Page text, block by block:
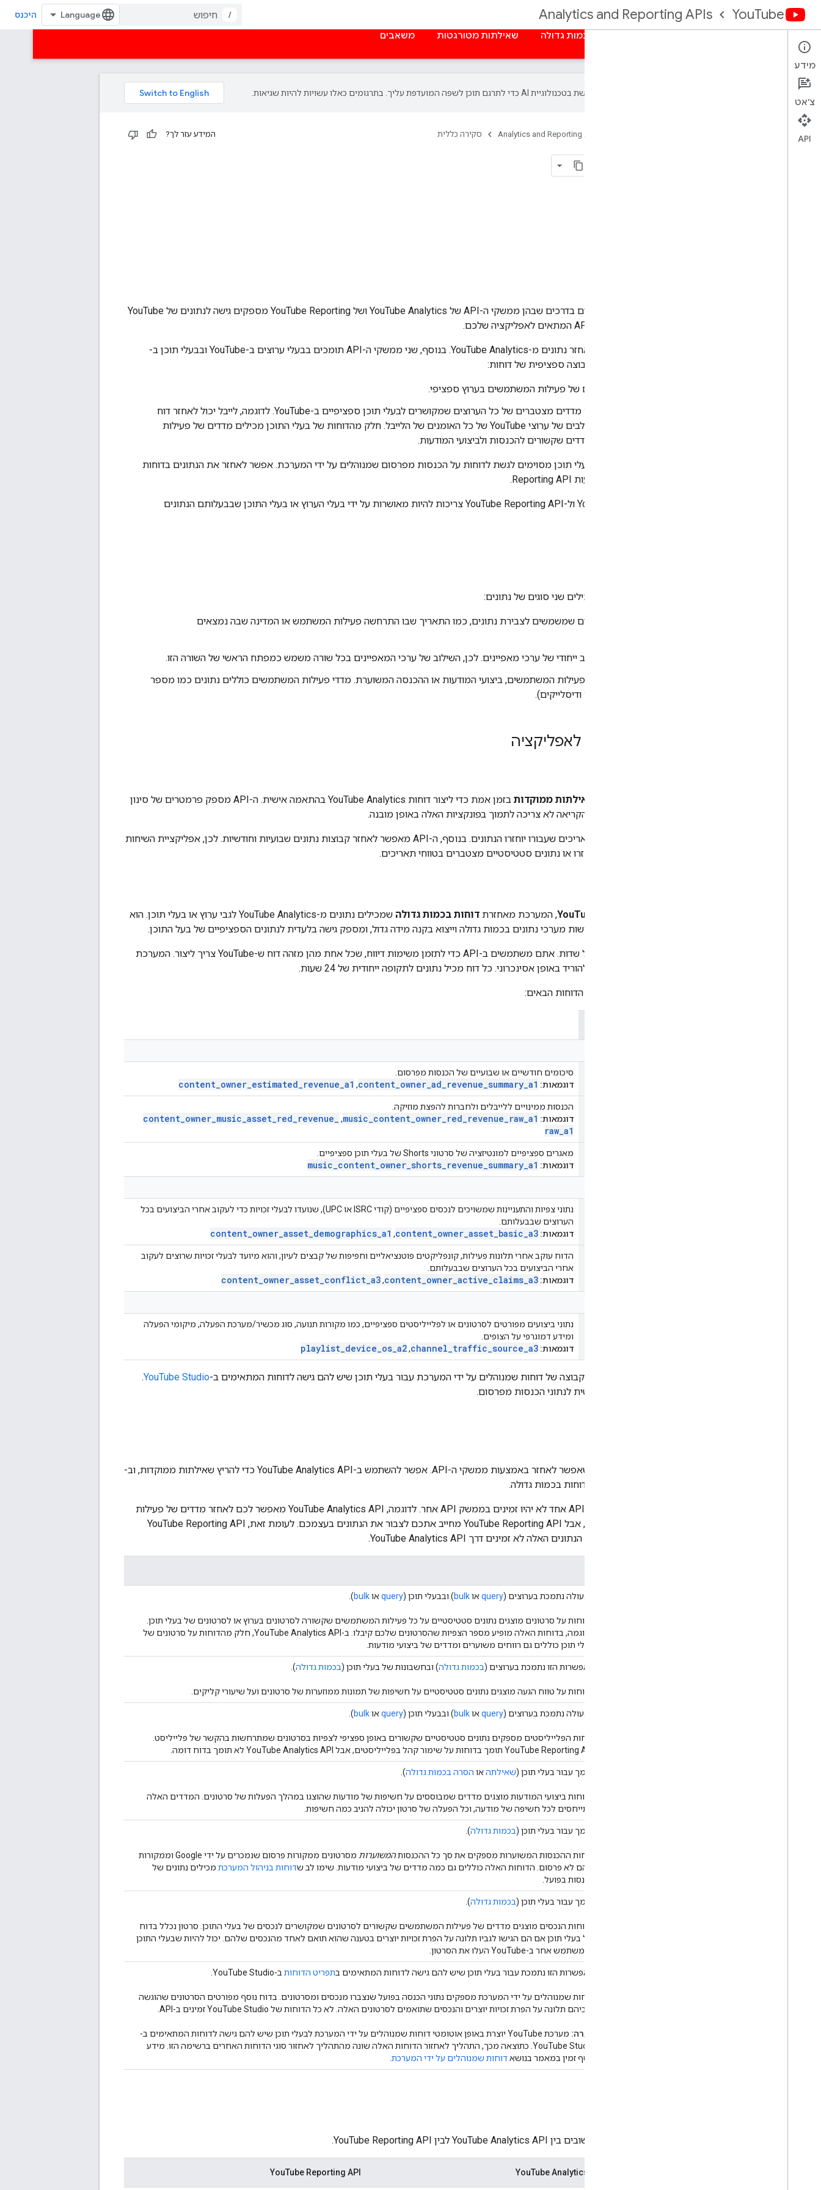
YouTube
Analytics and Reporting APIs
/ היכנס
דוחות בכמות גדולה שאילתות מטורגטות משאבים
Analytics and Reporting APIs סקירה כללית המידע עזר לך?
במאמר הזה נסביר על הדמיון וההבדלים בדרכים שבהן ממשקי ה-API של YouTube Analytics ושל YouTube Reporting מספקים גישה לנתונים של YouTube
שני ממשקי ה-API מאפשרים לכם לאחזר נתונים מ-YouTube Analytics. בנוסף, שני ממשקי ה-API תומכים בבעלי ערוצים ב-YouTube ובבעלי תוכן ב-
מכילים מדדים של פעילות המשתמשים בערוץ ספציפי.
כוללים מדדים מצטברים של כל הערוצים שמקושרים לבעלי תוכן ספציפיים ב-YouTube. לדוגמה, לייבל יכול לאחזר דוח
שמכיל נתונים סטטיסטיים משולבים של ערוצי YouTube של כל האומנים של הלייבל. חלק מהדוחות של בעלי התוכן מכילים מדדים של פעילות
המשתמשים, ואחרים מכילים מדדים שקשורים להכנסות ולביצועי המודעות.
בנוסף, ה-Reporting API מאפשר לבעלי תוכן מסוימים לגשת לדוחות על הכנסות מפרסום שמנוהלים על ידי המערכת. אפשר לאחזר את הנתונים בדוחות
שמנוהלים על ידי המערכת רק באמצעות Reporting API.
כל הבקשות ל-YouTube Analytics API ול-YouTube Reporting API צריכות להיות מאושרות על ידי בעלי הערוץ או בעלי התוכן שבבעלותם הנתונים
הם קריטריונים נפוצים שמשמשים לצבירת נתונים, כמו התאריך שבו התרחשה פעילות המשתמש או המדינה שבה נמצאים
בדוח, לכל שורת נתונים יש שילוב ייחודי של ערכי מאפיינים. לכן, השילוב של ערכי המאפיינים בכל שורה משמש כמפתח הראשי של השורה הזו.
הם מדידות נפרדות של פעילות המשתמשים, ביצועי המודעות או ההכנסה המשוערת. מדדי פעילות המשתמשים כוללים נתונים כמו מספר
הצפיות בסרטון ודירוגים (לייקים ודיסלייקים).
שאילתות ממוקדות
בזמן אמת כדי ליצור דוחות YouTube Analytics בהתאמה אישית. ה-API מספק פרמטרים של סינון
ומיון, כך שהאפליקציה שמבצעת את הקריאה לא צריכה לתמוך בפונקציות האלה באופן מובנה.
בכל בקשת API מציינים את טווח התאריכים שעבורו יוחזרו הנתונים. בנוסף, ה-API מאפשר לאחזר קבוצות נתונים שבועיות וחודשיות. לכן, אפליקציית השיחות
לא צריכה לאחסן מערכי נתונים שאוחזרו או נתונים סטטיסטיים מצטברים בטווחי תאריכים.
YouTube Reporting API, המערכת מאחזרת דוחות בכמות גדולה
שמכילים נתונים מ-YouTube Analytics לגבי ערוץ או בעלי תוכן. הוא
מיועד לאפליקציות עם נפח גבוה שדורשות מערכי נתונים בכמות גדולה וייצוא בקנה מידה גדול, ומספק גישה בלעדית לנתונים הספציפיים של בעל התוכן.
כל דוח מכיל קבוצה מוגדרת מראש של שדות. אתם משתמשים ב-API כדי לתזמן משימות דיווח, שכל אחת מהן מזהה דוח ש-YouTube צריך ליצור. המערכת
סיכומים חודשיים או שבועיים של הכנסות מפרסום.
דוגמאות:
content_owner_ad_revenue_summary_a1
,
content_owner_estimated_revenue_a1
הכנסות ממינויים ללייבלים ולחברות להפצת מוזיקה.
דוגמאות:
music_content_owner_red_revenue_raw_a1
,
content_owner_music_asset_red_revenue_
raw_a1
מאגרים ספציפיים למונטיזציה של סרטוני Shorts של בעלי תוכן ספציפיים.
דוגמאות:
music_content_owner_shorts_revenue_summary_a1
נתוני צפיות והתעניינות שמשויכים לנכסים ספציפיים (קודי ISRC או UPC), שנועדו לבעלי זכויות כדי לעקוב אחרי הביצועים בכל
הערוצים שבבעלותם.
דוגמאות:
content_owner_asset_basic_a3
,
content_owner_asset_demographics_a1
הדוח עוקב אחרי תלונות פעילות, קונפליקטים פוטנציאליים וחפיפות של קבצים לעיון, והוא מיועד לבעלי זכויות שרוצים לעקוב
אחרי הביצועים בכל הערוצים שבבעלותם.
דוגמאות:
content_owner_active_claims_a3
,
content_owner_asset_conflict_a3
נתוני ביצועים מפורטים לסרטונים או לפלייליסטים ספציפיים, כמו מקורות תנועה, סוג מכשיר/מערכת הפעלה, מיקומי הפעלה
ומידע דמוגרפי על הצופים.
דוגמאות:
channel_traffic_source_a3
,
playlist_device_os_a2
YouTube Studio
.
הדוחות האלה מספקים גישה פרוגרמטית לנתוני הכנסות מפרסום.
בטבלה הבאה מפורטים סוגי הדוחות שאפשר לאחזר באמצעות ממשקי ה-API. אפשר להשתמש ב-YouTube Analytics API כדי להריץ שאילתות ממוקדות, וב-
יכול להיות שנתונים שזמינים בממשק API אחד לא יהיו זמינים בממשק API אחר. לדוגמה, YouTube Analytics API מאפשר לכם לאחזר מדדים של פעילות
המשתמשים על בסיס שבועי או חודשי, אבל YouTube Reporting API מחייב אתכם לצבור את הנתונים בעצמכם. לעומת זאת, YouTube Reporting API
תומך בדוחות נכסים לבעלי תוכן, אבל הנתונים האלה לא זמינים דרך YouTube Analytics API.
הפעולה נתמכת בערוצים (queryאוbulk) ובבעלי תוכן (queryאוbulk
).
בדוחות על סרטונים מוצגים נתונים סטטיסטיים על כל פעילות המשתמשים שקשורה לסרטונים בערוץ או לסרטונים של בעלי תוכן.
לדוגמה, בדוחות האלה מופיע מספר הצפיות שהסרטונים שלכם קיבלו. ב-YouTube Analytics API, חלק מהדוחות על סרטונים של
בעלי תוכן כוללים גם רווחים משוערים ומדדים של ביצועי מודעות.
האפשרות הזו נתמכת בערוצים (בכמות גדולה) ובחשבונות של בעלי תוכן (בכמות גדולה).
בדוחות על טווח הגעה מוצגים נתונים סטטיסטיים על חשיפות של תמונות ממוזערות של סרטונים ועל שיעורי קליקים.
הפעולה נתמכת בערוצים (queryאוbulk) ובבעלי תוכן (queryאוbulk
).
דוחות הפלייליסטים מספקים נתונים סטטיסטיים שקשורים באופן ספציפי לצפיות בסרטונים שמתרחשות בהקשר של פלייליסט.
‫YouTube Reporting API תומך בדוחות על שימור קהל בפלייליסטים, אבל YouTube Analytics API לא תומך בדוח דומה.
נתמך עבור בעלי תוכן (שאילתהאו הסרה בכמות גדולה).
בדוחות ביצועי המודעות מוצגים מדדים שמבוססים על חשיפות של מודעות שהוצגו במהלך הפעלות של סרטונים. המדדים האלה
מתייחסים לכל חשיפה של מודעה, וכל הפעלה של סרטון יכולה להניב כמה חשיפות.
נתמך עבור בעלי תוכן (בכמות גדולה).
דוחות ההכנסות המשוערות מספקים את סך כל ההכנסותהמשוערות
מסרטונים ממקורות פרסום שנמכרים על ידי Google וממקורות
שהם לא פרסום. הדוחות האלה כוללים גם כמה מדדים של ביצועי מודעות. שימו לב שדוחות בניהול המערכת מכילים נתונים של
הכנסות בפועל.
נתמך עבור בעלי תוכן (בכמות גדולה).
בדוחות הנכסים מוצגים מדדים של פעילות המשתמשים שקשורים לסרטונים שמקושרים לנכסים של בעלי התוכן. סרטון נכלל בדוח
של בעלי תוכן אם הם הגישו לגביו תלונה על הפרת זכויות יוצרים בטענה שהוא תואם לאחד מהנכסים שלהם. יכול להיות שבעלי התוכן
או משתמש אחר ב-YouTube העלו את הסרטון.
האפשרות הזו נתמכת עבור בעלי תוכן שיש להם גישה לדוחות המתאימים בתפריט הדוחות ב-YouTube Studio.
דוחות שמנוהלים על ידי המערכת מספקים נתוני הכנסה בפועל שנצברו מנכסים ומסרטונים. בדוח נוסף מפורטים הסרטונים שהוגשה
לגביהם תלונה על הפרת זכויות יוצרים והנכסים שתואמים לסרטונים האלה. לא כל הדוחות של YouTube Studio זמינים ב-API.
הערה:
מערכת YouTube יוצרת באופן אוטומטי דוחות שמנוהלים על ידי המערכת לבעלי תוכן שיש להם גישה לדוחות המתאימים ב-
YouTube Studio. כתוצאה מכך, התהליך לאחזור הדוחות האלה שונה מהתהליך לאחזור סוגי הדוחות האחרים ברשימה הזו. מידע
נוסף זמין במאמר בנושאדוחות שמנוהלים על ידי המערכת
בטבלה הבאה מפורטים ההבדלים החשובים בין YouTube Analytics API לבין YouTube Reporting API.
YouTube Analytics API
YouTube Reporting API
מידע
צ'אט
API